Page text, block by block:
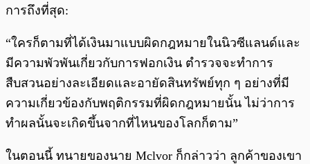
การถึงที่สุด:
“ใครก็ตามที่ได้เงินมาแบบผิดกฎหมายในนิวซีแลนด์และ
มีความพัวพันเกี่ยวกับการฟอกเงิน ตำรวจจะทำการ
สืบสวนอย่างละเอียดและอายัดสินทรัพย์ทุก ๆ อย่างที่มี
ความเกี่ยวข้องกับพฤติกรรมที่ผิดกฎหมายนั้น ไม่ว่าการ
ทำผลนั้นจะเกิดขึ้นจากที่ไหนของโลกก็ตาม”
ในตอนนี้ ทนายของนาย Mclvor ก็กล่าวว่า ลูกค้าของเขา